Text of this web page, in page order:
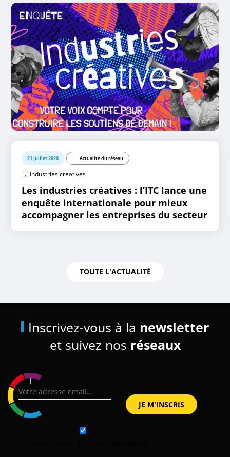
21 juillet 2026 Actualité du réseau
Industries créatives
Les industries créatives : l’ITC lance une
enquête internationale pour mieux
accompagner les entreprises du secteur
TOUTE L'ACTUALITÉ
Inscrivez-vous à la newsletter
et suivez nos réseaux